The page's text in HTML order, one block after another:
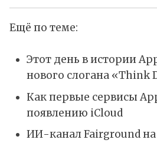
Ещё по теме:
Этот день в истории
нового слогана «Think
Как первые сервисы
появлению iCloud
ИИ-канал Fairground